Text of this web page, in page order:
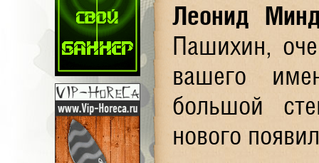
Леонид
Пашихин,
вашего
большой
нового